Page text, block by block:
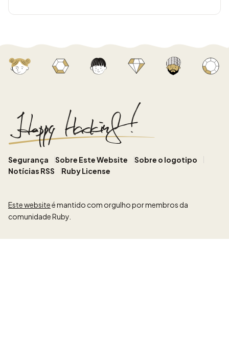
Segurança Sobre Este Website
Sobre o logotipo
Notícias RSS
Ruby License
Este websiteé mantido com orgulho por membros da
comunidade Ruby.